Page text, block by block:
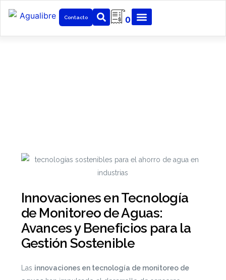
Contacto 0
Innovaciones en Tecnología
de Monitoreo de Aguas:
Avances y Beneficios para la
Gestión Sostenible
Las innovaciones en tecnología de monitoreo de